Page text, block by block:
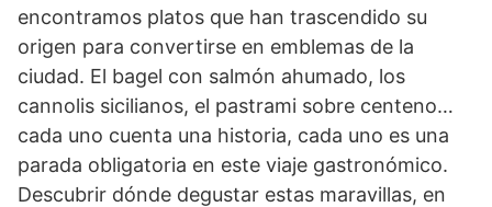
encontramos platos que han trascendido su
origen para convertirse en emblemas de la
ciudad. El bagel con salmón ahumado, los
cannolis sicilianos, el pastrami sobre centeno…
cada uno cuenta una historia, cada uno es una
parada obligatoria en este viaje gastronómico.
Descubrir dónde degustar estas maravillas, en